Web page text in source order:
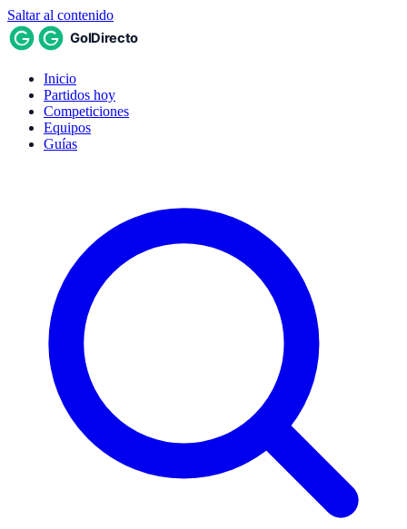
Saltar al contenido
Inicio
Partidos hoy
Competiciones
Equipos
Guías